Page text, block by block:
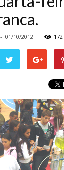
- 01/10/2012 172